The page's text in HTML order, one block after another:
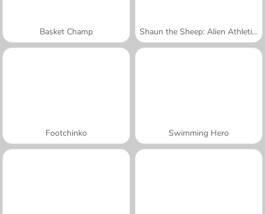
Basket Champ Shaun the Sheep: Alien Athletics
Footchinko Swimming Hero